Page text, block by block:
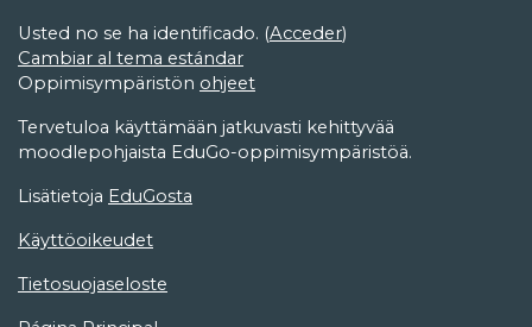
Usted no se ha identificado. (Acceder)
Cambiar al tema estándar
Oppimisympäristön ohjeet
Tervetuloa käyttämään jatkuvasti kehittyvää
moodlepohjaista EduGo-oppimisympäristöä.
Lisätietoja EduGosta
Käyttöoikeudet
Tietosuojaseloste